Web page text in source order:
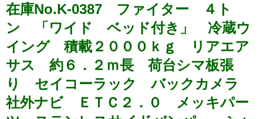
在庫No.K-0387 ファイター ４ト
ン 「ワイド ベッド付き」 冷蔵ウ
イング 積載２０００ｋｇ リアエア
サス 約６．２ｍ長 荷台シマ板張
り セイコーラック バックカメラ
社外ナビ ＥＴＣ２．０ メッキパー